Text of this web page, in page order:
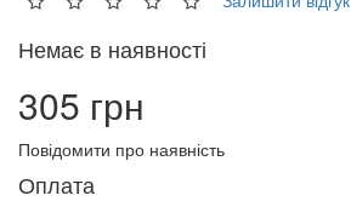
Немає в наявності
305 грн
Повідомити про наявність
Оплата